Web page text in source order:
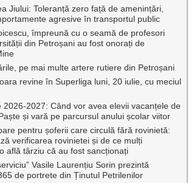
Jiului: Toleranță zero față de amenințări,
agresive în transportul public
împreună cu o seamă de profesori
din Petroșani au fost onorați de
pe mai multe artere rutiere din Petroșani
revine în Superliga luni, 20 iulie, cu meciul
2026-2027: Când vor avea elevii vacanțele de
și vară pe parcursul anului școlar viitor
pentru șoferii care circulă fără rovinietă:
verificarea rovinietei și de ce mulți
află târziu că au fost sancționați
Vasile Laurențiu Sorin prezintă
de portrete din Ținutul Petrilenilor